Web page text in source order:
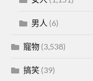
男人 (6)
寵物 (3,538)
搞笑 (39)